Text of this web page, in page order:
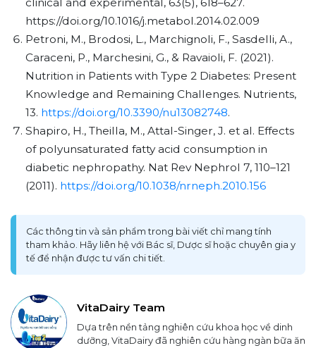
https://doi.org/10.1016/j.metabol.2014.02.009
Petroni, M., Brodosi, L., Marchignoli, F., Sasdelli, A.,
Caraceni, P., Marchesini, G., & Ravaioli, F. (2021).
Nutrition in Patients with Type 2 Diabetes: Present
Knowledge and Remaining Challenges. Nutrients,
13. https://doi.org/10.3390/nu13082748.
Shapiro, H., Theilla, M., Attal-Singer, J. et al. Effects
of polyunsaturated fatty acid consumption in
diabetic nephropathy. Nat Rev Nephrol 7, 110–121
(2011). https://doi.org/10.1038/nrneph.2010.156
Các thông tin và sản phẩm trong bài viết chỉ mang tính
tham khảo. Hãy liên hệ với Bác sĩ, Dược sĩ hoặc chuyên gia y
tế để nhận được tư vấn chi tiết.
VitaDairy Team
Dựa trên nền tảng nghiên cứu khoa học về dinh
dưỡng, VitaDairy đã nghiên cứu hàng ngàn bữa ăn